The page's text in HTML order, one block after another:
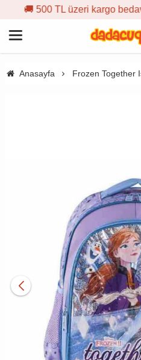
bedava
Anasayfa Frozen Together